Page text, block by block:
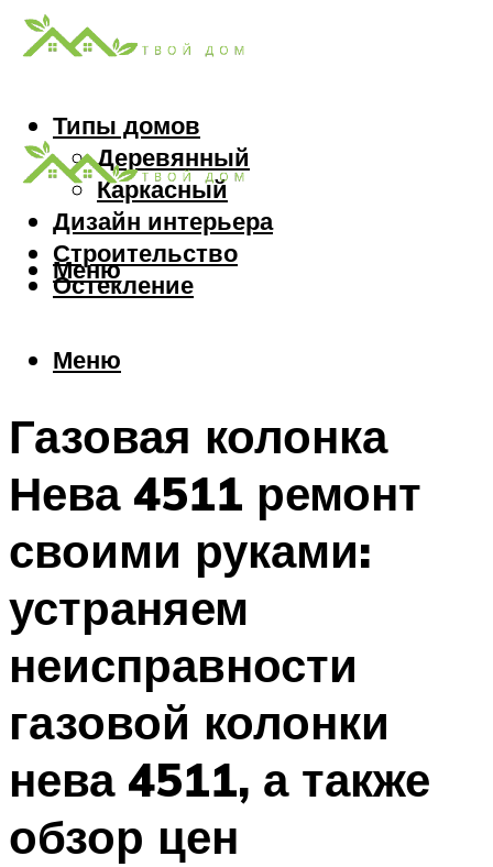
Типы домов
Деревянный
Каркасный
Дизайн интерьера
Строительство
Остекление
Меню
Меню
Газовая колонка
Нева 4511 ремонт
своими руками:
устраняем
неисправности
газовой колонки
нева 4511, а также
обзор цен